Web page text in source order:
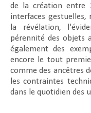
de la création entre
interfaces gestuelles,
la révélation,
pérennité des objets
également des
encore le tout
comme des ancêtres
les contraintes
dans le quotidien des